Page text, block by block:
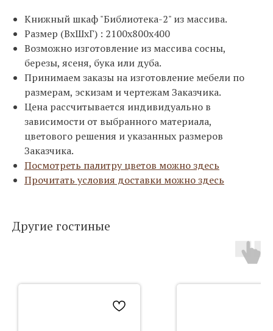
Книжный шкаф "Библиотека-2" из массива.
Размер (ВхШхГ) : 2100х800х400
Возможно изготовление из массива сосны,
березы, ясеня, бука или дуба.
Принимаем заказы на изготовление мебели по
размерам, эскизам и чертежам Заказчика.
Цена рассчитывается индивидуально в
зависимости от выбранного материала,
цветового решения и указанных размеров
Заказчика.
Посмотреть палитру цветов можно здесь
Прочитать условия доставки можно здесь
Другие гостиные